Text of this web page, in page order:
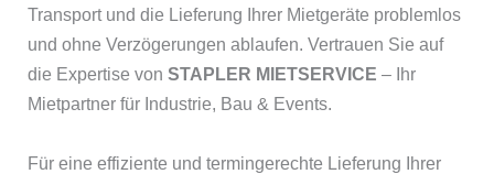
Transport und die Lieferung Ihrer Mietgeräte problemlos
und ohne Verzögerungen ablaufen. Vertrauen Sie auf
die Expertise von STAPLER MIETSERVICE – Ihr
Mietpartner für Industrie, Bau & Events.
Für eine effiziente und termingerechte Lieferung Ihrer